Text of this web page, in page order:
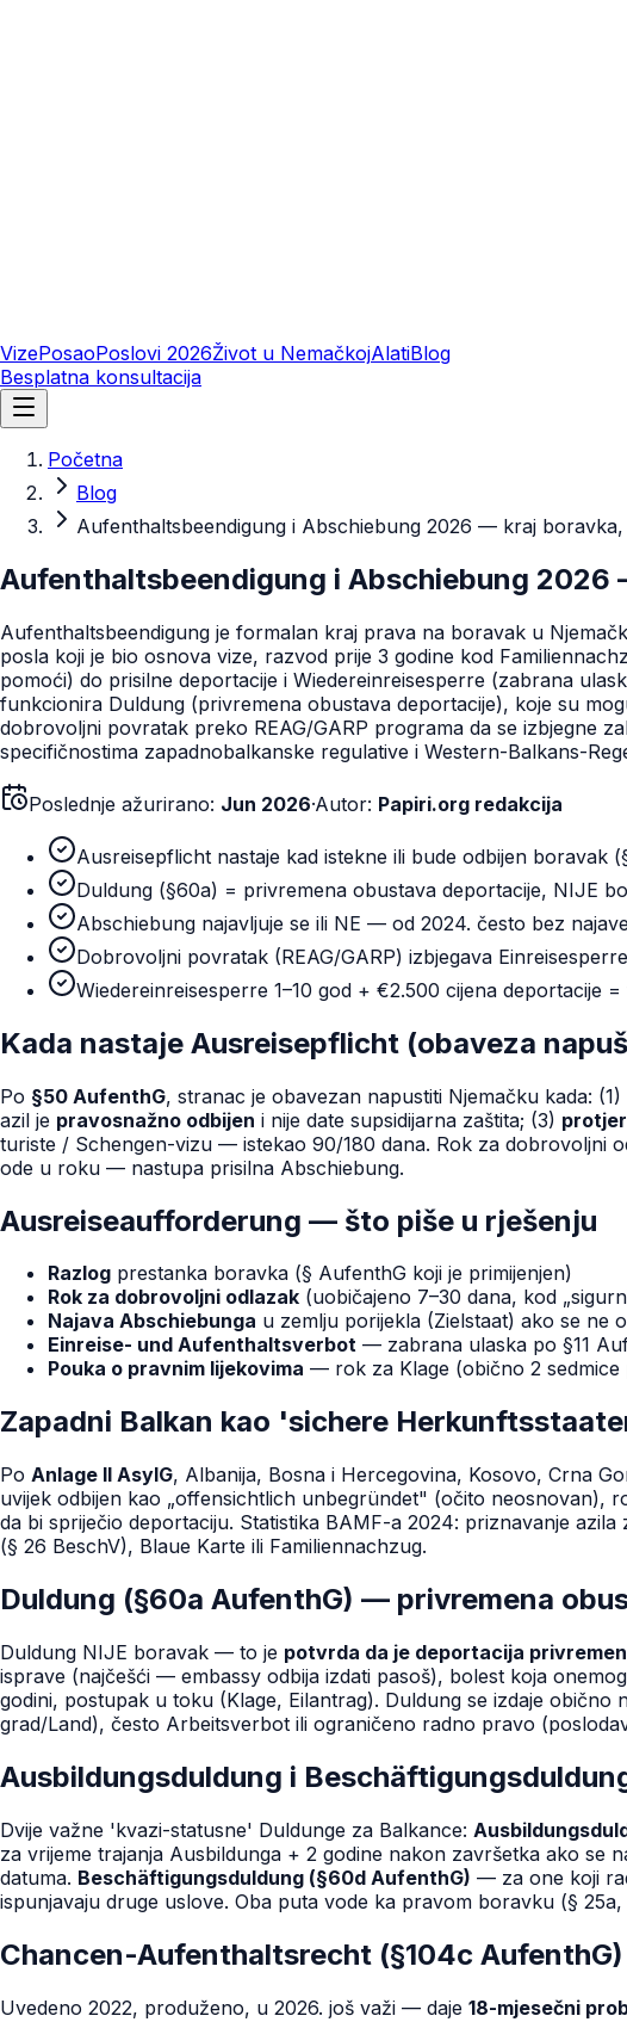
VizePosaoPoslovi 2026Život u NemačkojAlatiBlog
Besplatna konsultacija
Početna
Blog
Aufenthaltsbeendigung i Abschiebung 2026 — kraj
Aufenthaltsbeendigung i Abschiebung
Aufenthaltsbeendigung je formalan kraj prava na boravak u
posla koji je bio osnova vize, razvod prije 3 godine kod
pomoći) do prisilne deportacije i Wiedereinreisesperre (zabrana
funkcionira Duldung (privremena obustava deportacije), koje su
dobrovoljni povratak preko REAG/GARP programa da se izbjegne
specifičnostima zapadnobalkanske regulative i Western-Balkans-
Poslednje ažurirano: Jun 2026·Autor: Papiri.org redakcija
Ausreisepflicht nastaje kad istekne ili bude odbijen boravak
Duldung (§60a) = privremena obustava deportacije, NIJE
Abschiebung najavljuje se ili NE — od 2024. često bez
Dobrovoljni povratak (REAG/GARP) izbjegava
Wiedereinreisesperre 1–10 god + €2.500 cijena deportacije
Kada nastaje Ausreisepflicht (obaveza
Po §50 AufenthG, stranac je obavezan napustiti Njemačku kada: (1)
azil je pravosnažno odbijen i nije date supsidijarna zaštita; (3)
turiste / Schengen-vizu — istekao 90/180 dana. Rok za dobrovoljni
ode u roku — nastupa prisilna Abschiebung.
Ausreiseaufforderung — što piše u rješenju
Razlog prestanka boravka (§ AufenthG koji je primijenjen)
Rok za dobrovoljni odlazak (uobičajeno 7–30 dana, kod
Najava Abschiebunga u zemlju porijekla (Zielstaat) ako se ne
Einreise- und Aufenthaltsverbot — zabrana ulaska po §11
Pouka o pravnim lijekovima — rok za Klage (obično 2 sedmice
Zapadni Balkan kao 'sichere
Po Anlage II AsylG, Albanija, Bosna i Hercegovina, Kosovo, Crna
uvijek odbijen kao „offensichtlich unbegründet" (očito neosnovan),
da bi spriječio deportaciju. Statistika BAMF-a 2024: priznavanje
(§ 26 BeschV), Blaue Karte ili Familiennachzug.
Duldung (§60a AufenthG) — privremena
Duldung NIJE boravak — to je potvrda da je deportacija
isprave (najčešći — embassy odbija izdati pasoš), bolest koja
godini, postupak u toku (Klage, Eilantrag). Duldung se izdaje obično
grad/Land), često Arbeitsverbot ili ograničeno radno pravo
Ausbildungsduldung i
Dvije važne 'kvazi-statusne' Duldunge za Balkance:
za vrijeme trajanja Ausbildunga + 2 godine nakon završetka ako se
datuma. Beschäftigungsduldung (§60d AufenthG) — za one koji
ispunjavaju druge uslove. Oba puta vode ka pravom boravku (§
Chancen-Aufenthaltsrecht (§104c AufenthG)
Uvedeno 2022, produženo, u 2026. još važi — daje 18-mjesečni